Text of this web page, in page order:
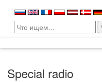
Search
for:
Special radio